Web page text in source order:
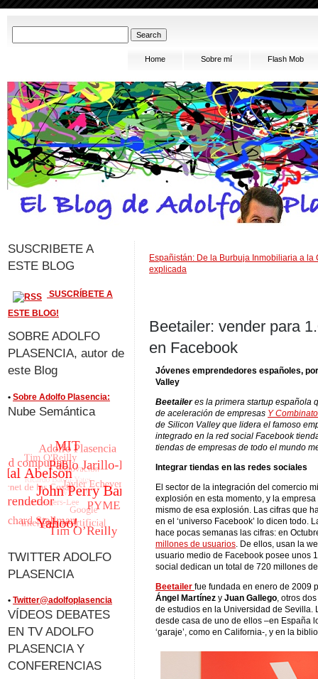
Home Sobre mí Flash Mob
Españistán: De la Burbuja Inmobiliaria a
explicada
Beetailer: vender para
en Facebook
Jóvenes emprendedores españoles,
Valley
Beetaileres la primera startup española
de aceleración de empresas Y
de Silicon Valley que lidera el famoso
integrado en la red social Facebook
tiendas de empresas de todo el mundo
Integrar tiendas en las redes sociales
El sector de la integración del comercio
explosión en esta momento, y la
mismo de esa explosión. Las cifras que
en el ‘universo Facebook’ lo dicen todo.
hace pocas semanas las cifras: en
millones de usuarios. De ellos, usan la
usuario medio de Facebook posee unos
social dedican un total de 720 millones
Beetailer fue fundada en enero de 2009
Ángel Martínez y Juan Gallego, otros
de estudios en la Universidad de
desde casa de uno de ellos –en España
‘garaje’, como en California-, y en la
SUSCRIBETE A
ESTE BLOG
SUSCRÍBETE A
ESTE BLOG!
SOBRE ADOLFO
PLASENCIA, autor de
este Blog
• Sobre Adolfo Plasencia:
Nube Semántica
TWITTER ADOLFO
PLASENCIA
• Twitter@adolfoplasencia
VÍDEOS DEBATES
EN TV ADOLFO
PLASENCIA Y
CONFERENCIAS